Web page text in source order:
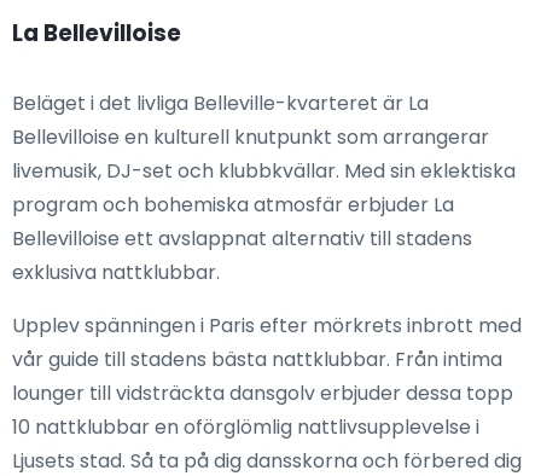
La Bellevilloise
Beläget i det livliga Belleville-kvarteret är La
Bellevilloise en kulturell knutpunkt som arrangerar
livemusik, DJ-set och klubbkvällar. Med sin eklektiska
program och bohemiska atmosfär erbjuder La
Bellevilloise ett avslappnat alternativ till stadens
exklusiva nattklubbar.
Upplev spänningen i Paris efter mörkrets inbrott med
vår guide till stadens bästa nattklubbar. Från intima
lounger till vidsträckta dansgolv erbjuder dessa topp
10 nattklubbar en oförglömlig nattlivsupplevelse i
Ljusets stad. Så ta på dig dansskorna och förbered dig